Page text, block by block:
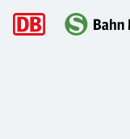
Hauptnavigation